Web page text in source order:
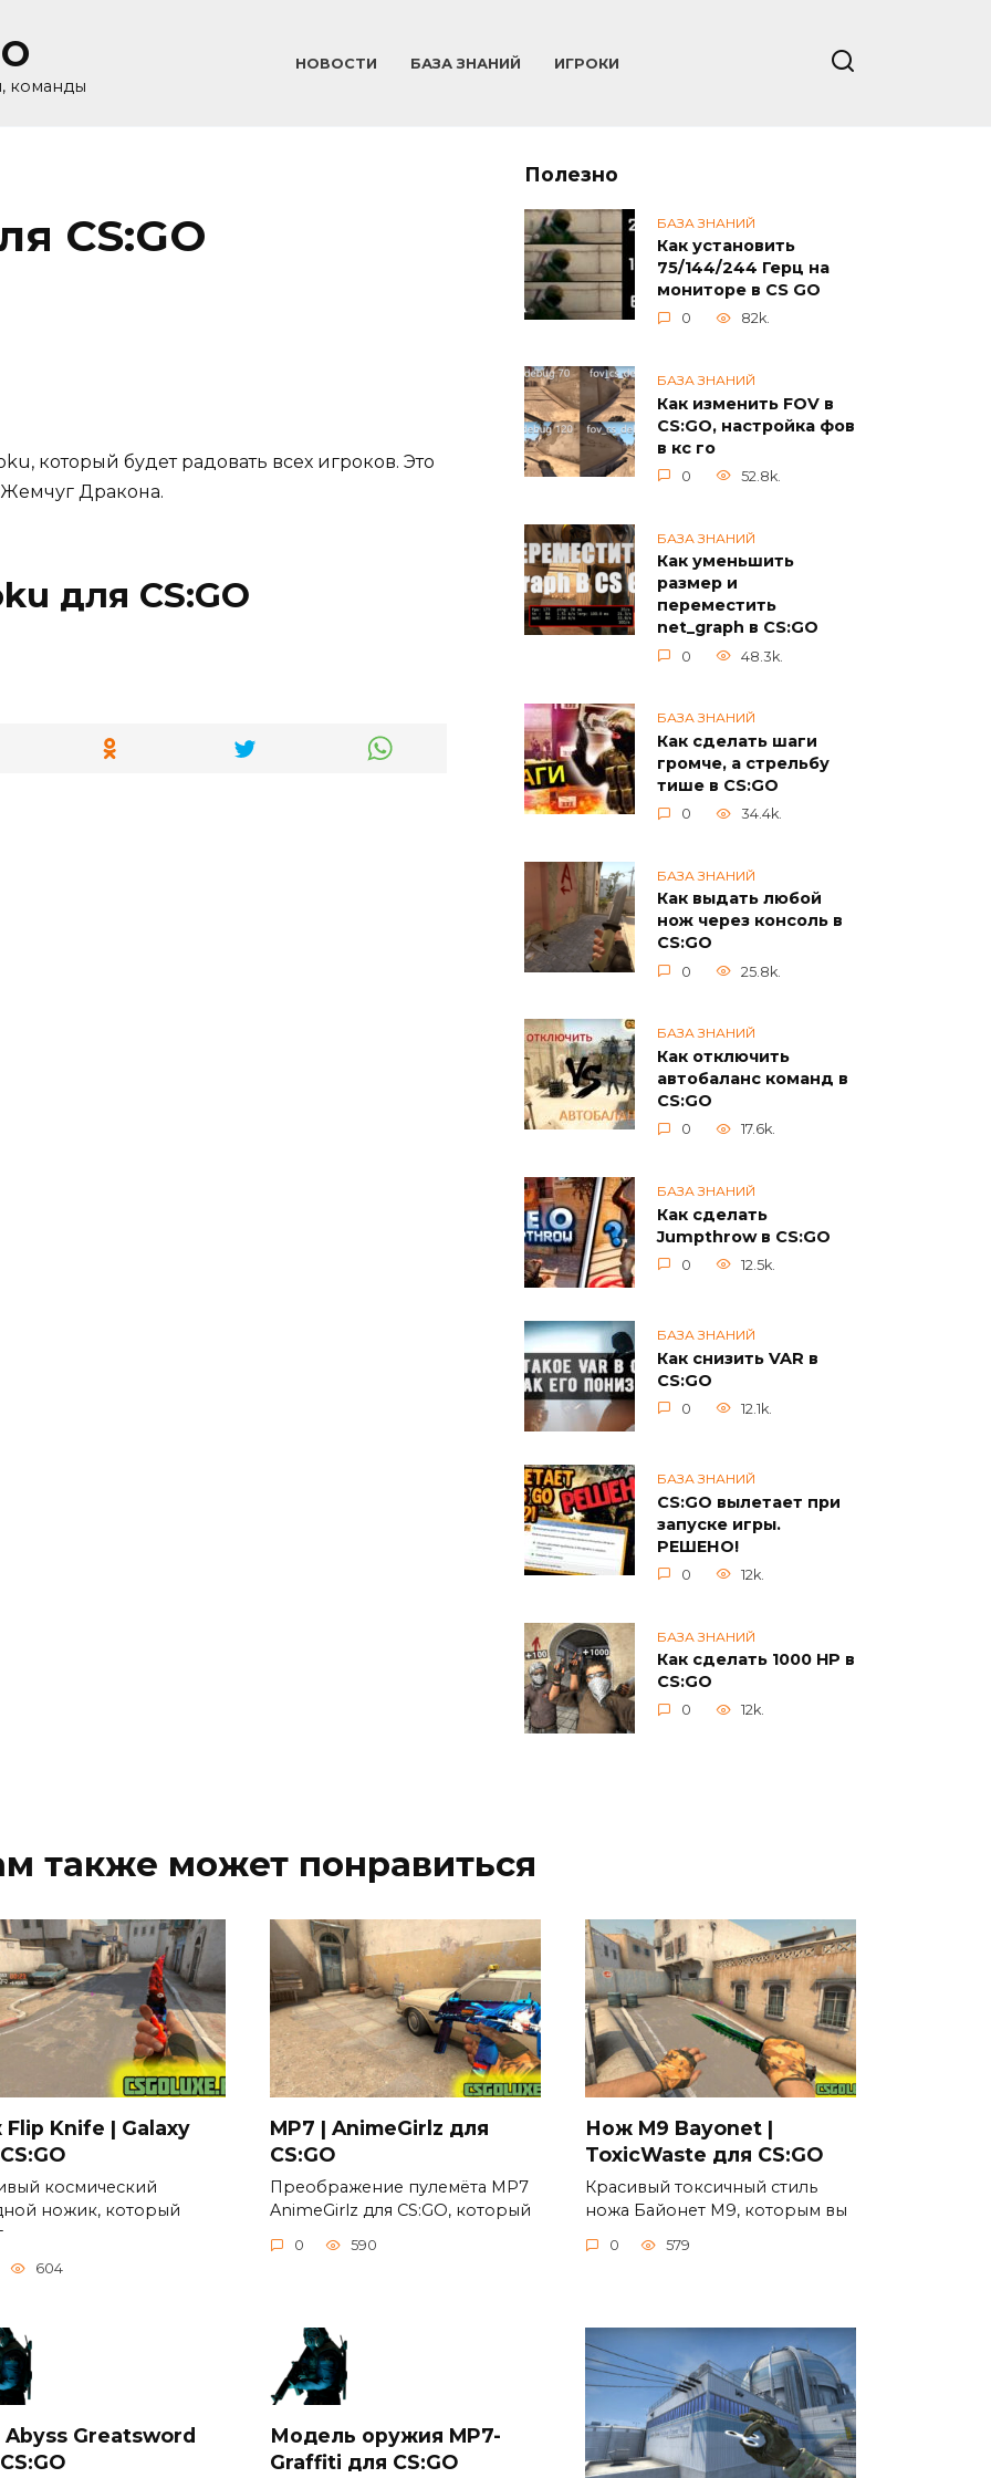
команды
НОВОСТИ БАЗА ЗНАНИЙ ИГРОКИ
CS:GO
который будет радовать всех игроков. Это
Дракона.
для CS:GO
Полезно
БАЗА ЗНАНИЙ
Как установить
75/144/244 Герц на
мониторе в CS GO
0 82k.
БАЗА ЗНАНИЙ
Как изменить FOV в
CS:GO, настройка фов
в кс го
0 52.8k.
БАЗА ЗНАНИЙ
Как уменьшить
размер и
переместить
net_graph в CS:GO
0 48.3k.
БАЗА ЗНАНИЙ
Как сделать шаги
громче, а стрельбу
тише в CS:GO
0 34.4k.
БАЗА ЗНАНИЙ
Как выдать любой
нож через консоль в
CS:GO
0 25.8k.
БАЗА ЗНАНИЙ
Как отключить
автобаланс команд в
CS:GO
0 17.6k.
БАЗА ЗНАНИЙ
Как сделать
Jumpthrow в CS:GO
0 12.5k.
БАЗА ЗНАНИЙ
Как снизить VAR в
CS:GO
0 12.1k.
БАЗА ЗНАНИЙ
CS:GO вылетает при
запуске игры.
РЕШЕНО!
0 12k.
БАЗА ЗНАНИЙ
Как сделать 1000 HP в
CS:GO
0 12k.
также может понравиться
Knife | Galaxy
космический
ножик, который
604
MP7 | AnimeGirlz для
CS:GO
Преображение пулемёта MP7
AnimeGirlz для CS:GO, который
0 590
Нож M9 Bayonet |
ToxicWaste для CS:GO
Красивый токсичный стиль
ножа Байонет М9, которым вы
0 579
Greatsword
Модель оружия MP7-
Graffiti для CS:GO